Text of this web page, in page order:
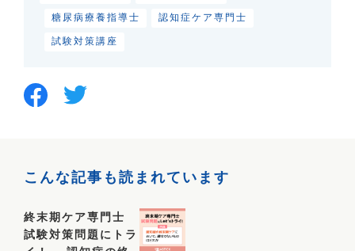
糖尿病療養指導士 認知症ケア専門士
試験対策講座
こんな記事も読まれています
終末期ケア専門士
試験対策問題にトラ